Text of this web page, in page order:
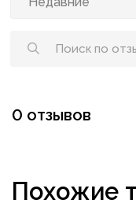
0 отзывов
Похожие